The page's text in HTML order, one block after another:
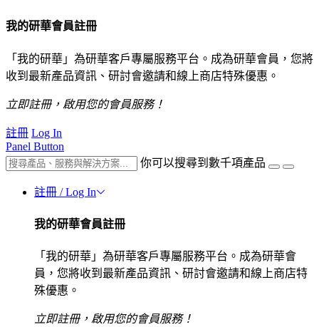
我的研華會員註冊
「我的研華」為研華客戶專屬服務平台。成為研華會員，您將
收到最新產品資訊、研討會邀請和線上商店特殊優惠。
立即註冊，啟用您的會員服務！
註冊 Log In
Panel Button
你可以搜尋到數千項產品
註冊 / Log In
我的研華會員註冊
「我的研華」為研華客戶專屬服務平台。成為研華會
員，您將收到最新產品資訊、研討會邀請和線上商店特
殊優惠。
立即註冊，啟用您的會員服務！